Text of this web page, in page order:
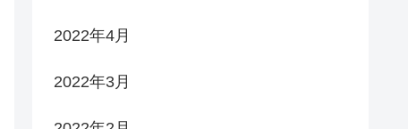
2022年4月
2022年3月